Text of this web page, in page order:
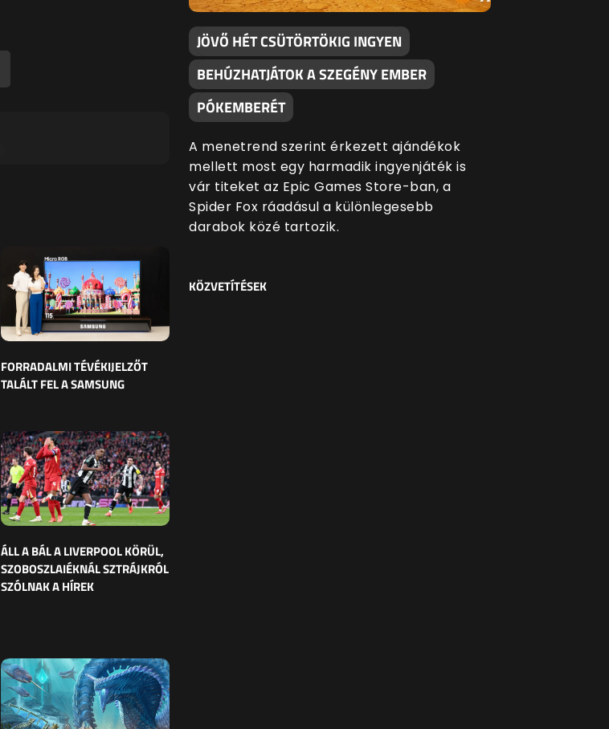
FORRADALMI TÉVÉKIJELZŐT
TALÁLT FEL A SAMSUNG
ÁLL A BÁL A LIVERPOOL KÖRÜL,
SZOBOSZLAIÉKNÁL SZTRÁJKRÓL
SZÓLNAK A HÍREK
JÖVŐ HÉT CSÜTÖRTÖKIG INGYEN
BEHÚZHATJÁTOK A SZEGÉNY EMBER
PÓKEMBERÉT
A menetrend szerint érkezett ajándékok
mellett most egy harmadik ingyenjáték is
vár titeket az Epic Games Store-ban, a
Spider Fox ráadásul a különlegesebb
darabok közé tartozik.
KÖZVETÍTÉSEK